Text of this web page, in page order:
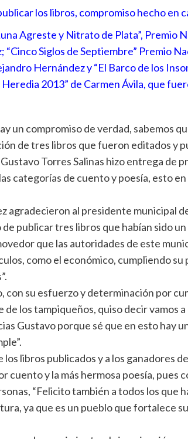
los libros, compromiso hecho en
Agreste y Nitrato de Plata”, Premio
Siglos de Septiembre” Premio
Hernández y “El Barco de los
2013” de Carmen Ávila, que
un compromiso de verdad, sabemos
de tres libros que fueron editados y
Torres Salinas hizo entrega de
categorías de cuento y poesía, esto en
agradecieron al presidente municipal
publicar tres libros que habían sido un
que las autoridades de este
como el económico, cumpliendo su
con su esfuerzo y determinación por
los tampiqueños, quiso decir vamos a
Gustavo porque sé que en esto hay
libros publicados y a los ganadores
y la más hermosa poesía, pues
“Felicito también a todos los que
ya que es un pueblo que fortalece